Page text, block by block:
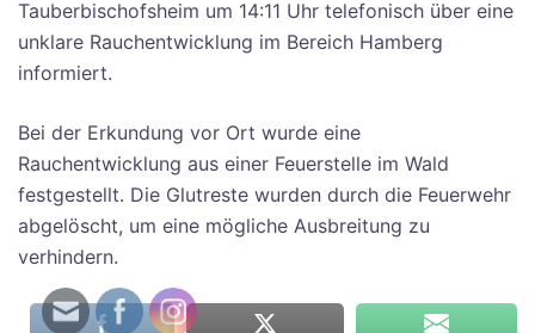
Tauberbischofsheim um 14:11 Uhr telefonisch über eine
unklare Rauchentwicklung im Bereich Hamberg
informiert.
Bei der Erkundung vor Ort wurde eine
Rauchentwicklung aus einer Feuerstelle im Wald
festgestellt. Die Glutreste wurden durch die Feuerwehr
abgelöscht, um eine mögliche Ausbreitung zu
verhindern.